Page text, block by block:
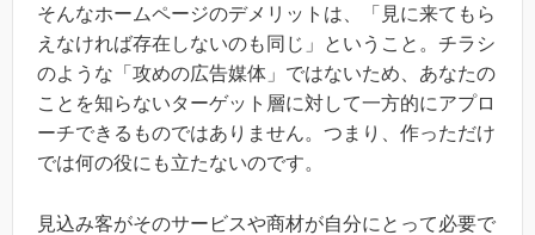
そんなホームページのデメリットは、「見に来てもら
えなければ存在しないのも同じ」ということ。チラシ
のような「攻めの広告媒体」ではないため、あなたの
ことを知らないターゲット層に対して一方的にアプロ
ーチできるものではありません。つまり、作っただけ
では何の役にも立たないのです。
見込み客がそのサービスや商材が自分にとって必要で